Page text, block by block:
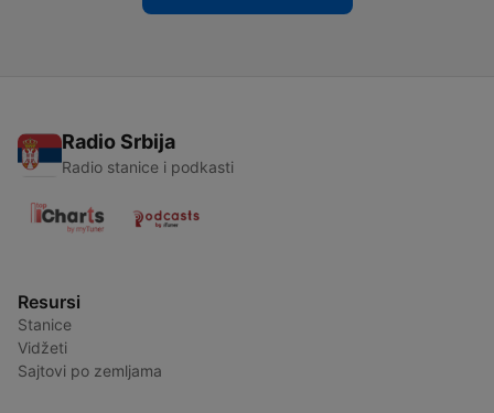
Radio Srbija
Radio stanice i podkasti
Resursi
Stanice
Vidžeti
Sajtovi po zemljama